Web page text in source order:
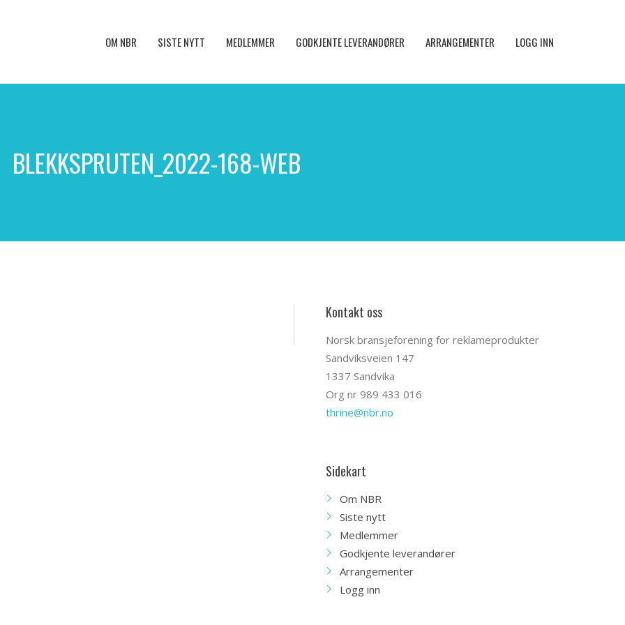
OM NBR SISTE NYTT MEDLEMMER GODKJENTE LEVERANDØRER ARRANGEMENTER LOGG INN
BLEKKSPRUTEN_2022-168-WEB
Kontakt oss
Norsk bransjeforening for reklameprodukter
Sandviksveien 147
1337 Sandvika
Org nr 989 433 016
thrine@nbr.no
Sidekart
Om NBR
Siste nytt
Medlemmer
Godkjente leverandører
Arrangementer
Logg inn